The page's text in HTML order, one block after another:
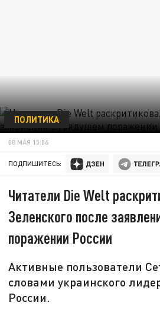
ПОЛИТИКА
08 МАЯ 15:06
ПОДПИШИТЕСЬ:
Читатели Die Welt
Зеленского после
поражении России
Активные пользователи
словами украинского
России.